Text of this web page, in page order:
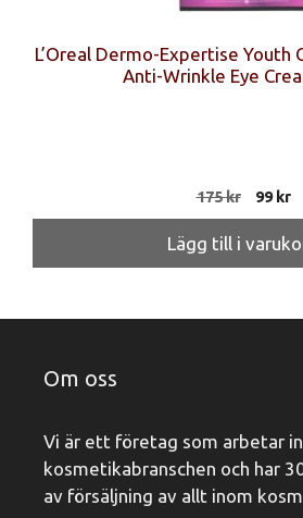
L’Oreal Dermo-Expertise Youth
Anti-Wrinkle Eye
175kr
Det
priset
var:
99kr
Lägg till i
Om oss
Vi är ett företag som arbetar
kosmetikabranschen och har
av försäljning av allt inom